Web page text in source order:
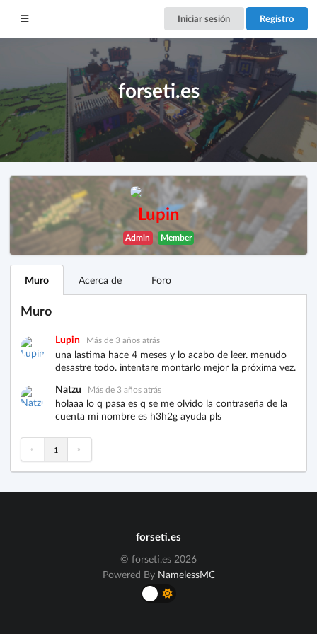
Iniciar sesión Registro
forseti.es
Lupin
Admin Member
Muro Acerca de Foro
Muro
Lupin Más de 3 años atrás
una lastima hace 4 meses y lo acabo de leer. menudo
desastre todo. intentare montarlo mejor la próxima vez.
Natzu
Más de 3 años atrás
holaaa lo q pasa es q se me olvido la contraseña de la
cuenta mi nombre es h3h2g ayuda pls
« 1 »
forseti.es
© forseti.es 2026
Powered By NamelessMC